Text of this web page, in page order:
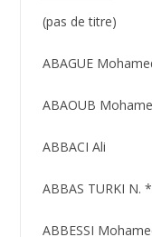
(pas de titre)Post
3416
ABAGUE
ABAOUB
ABBACI Ali
ABBAS TURKI N. *
ABBESSI